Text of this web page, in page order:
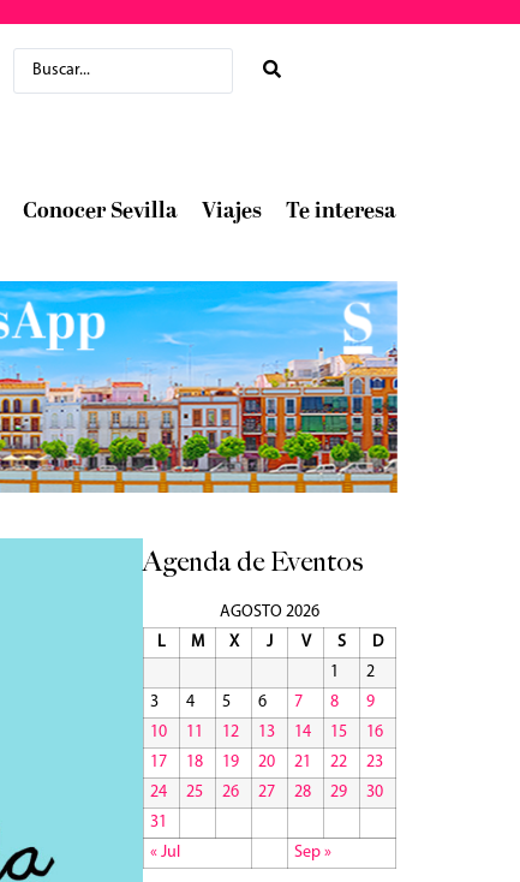
Conocer Sevilla Viajes Te interesa
Agenda de Eventos
AGOSTO 2026
L
M X J V S
D
1
2
3
4 5 6 7 8
9
10
11 12 13 14 15
16
17
18 19 20 21 22
23
24
25 26 27 28 29
30
31
« Jul
Sep »